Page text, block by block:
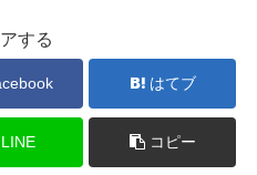
する
はてブ
LINE コピー